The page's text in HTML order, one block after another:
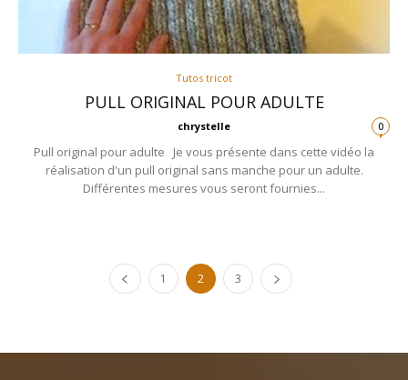
Tutos tricot
PULL ORIGINAL POUR ADULTE
chrystelle 0
Pull original pour adulte Je vous présente dans cette vidéo la
réalisation d'un pull original sans manche pour un adulte.
Différentes mesures vous seront fournies...
1 2 3